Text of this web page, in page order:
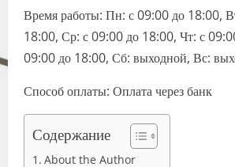
Время работы: Пн: с 09:00 до 18:00,
18:00, Ср: с 09:00 до 18:00, Чт: с
09:00 до 18:00, Сб: выходной, Вс:
Способ оплаты: Оплата через банк
Содержание
About the Author